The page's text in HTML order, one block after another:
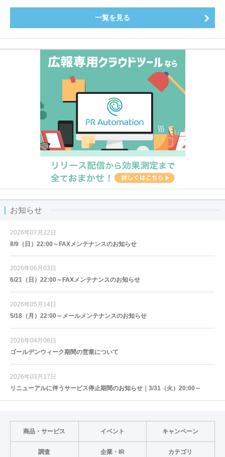
一覧を見る
お知らせ
2026年07月22日
8/9（日）22:00～FAXメンテナンスのお知らせ
2026年06月03日
6/21（日）22:00～FAXメンテナンスのお知らせ
2026年05月14日
5/18（月）22:00～メールメンテナンスのお知らせ
2026年04月06日
ゴールデンウィーク期間の営業について
2026年03月17日
リニューアルに伴うサービス停止期間のお知らせ｜3/31（火）20:00～
商品・サービス イベント キャンペーン
調査 企業・IR カテゴリ